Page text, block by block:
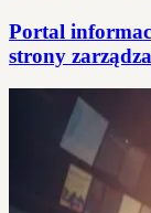
Portal
strony